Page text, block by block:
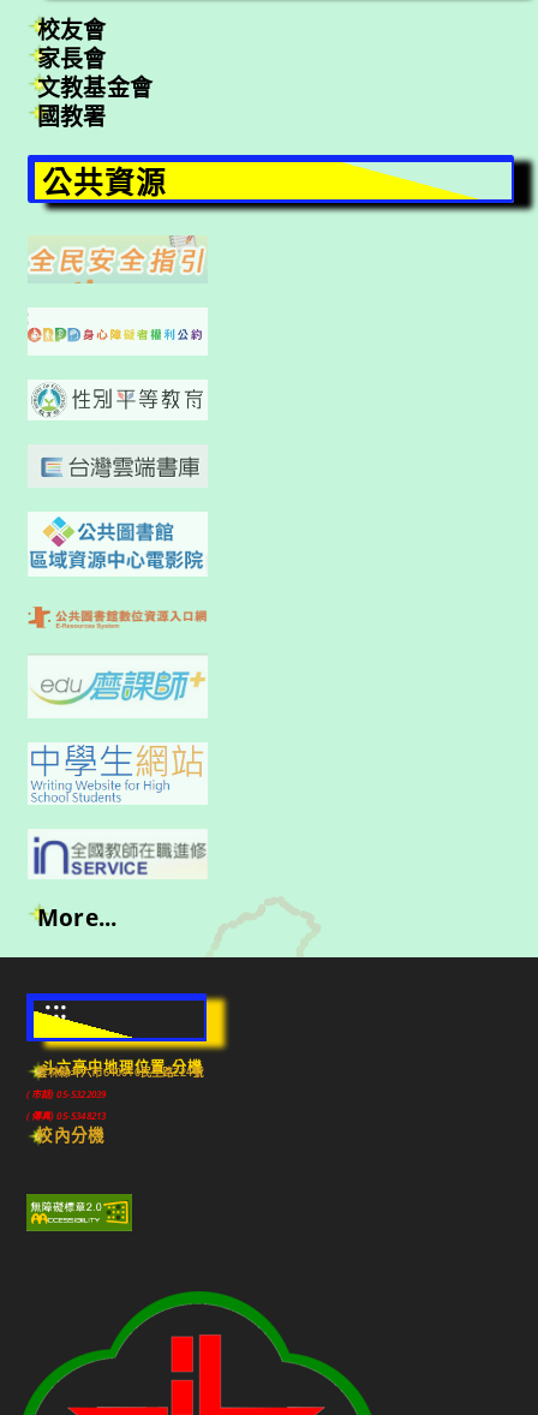
校友會
家長會
文教基金會
國教署
公共資源
More...
:::
斗六高中地理位置-分機
雲林縣斗六市640010民生路224號
(市話) 05-5322039
(傳真) 05-5348213
校內分機